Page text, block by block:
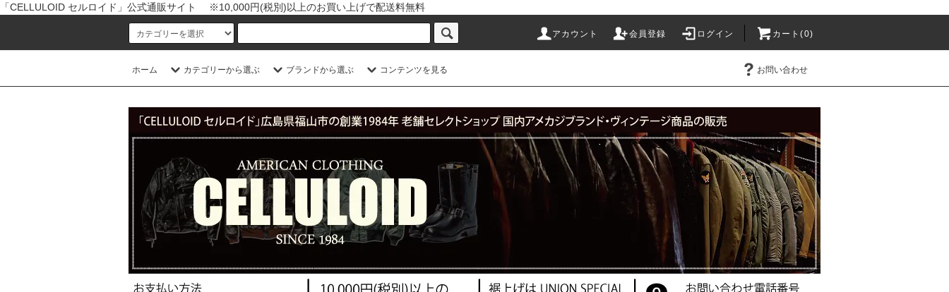
「CELLULOID セルロイド」公式通販サイト ※10,000円(税別)以上のお買い上げで配送料無料
アカウント 会員登録 ログイン カート(0)
ホーム カテゴリーから選ぶ ブランドから選ぶ コンテンツを見る お問い合わせ